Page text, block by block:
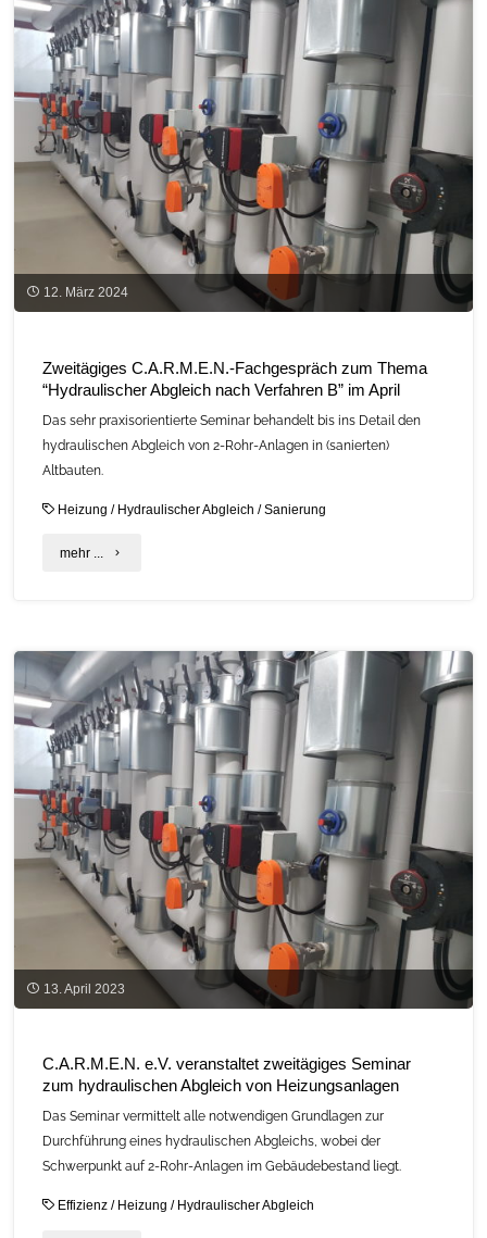
Heizungsanlagen
–
Verfahren
B”"
12. März 2024
Zweitägiges C.A.R.M.E.N.-Fachgespräch zum Thema
“Hydraulischer Abgleich nach Verfahren B” im April
Das sehr praxisorientierte Seminar behandelt bis ins Detail den
hydraulischen Abgleich von 2-Rohr-Anlagen in (sanierten)
Altbauten.
Heizung / Hydraulischer Abgleich /Sanierung
mehr ... "Zweitägiges
zum
Thema
“Hydraulischer
Abgleich
nach
Verfahren
B”
im
April"
13. April 2023
C.A.R.M.E.N. e.V. veranstaltet zweitägiges Seminar
zum hydraulischen Abgleich von Heizungsanlagen
Das Seminar vermittelt alle notwendigen Grundlagen zur
Durchführung eines hydraulischen Abgleichs, wobei der
Schwerpunkt auf 2-Rohr-Anlagen im Gebäudebestand liegt.
Effizienz / Heizung / Hydraulischer Abgleich